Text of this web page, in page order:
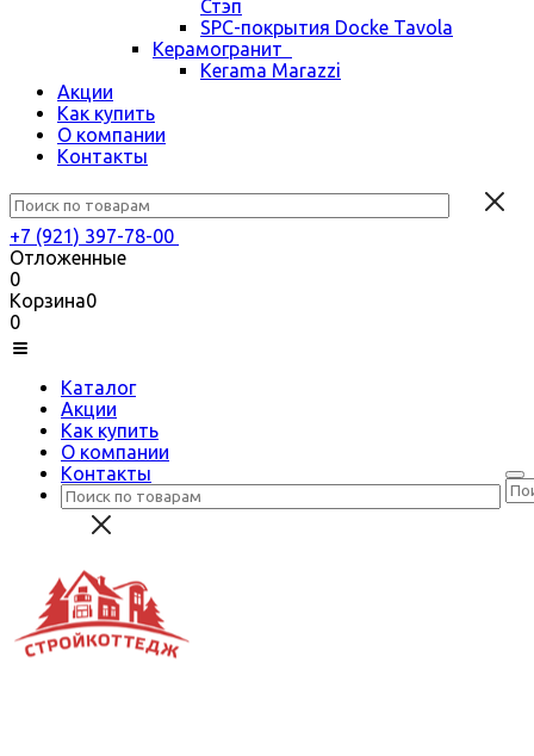
Стэп
SPC-покрытия Docke Tavola
Керамогранит
Kerama Marazzi
Акции
Как купить
О компании
Контакты
+7 (921) 397-78-00
Отложенные
0
Корзина0
0
Каталог
Акции
Как купить
О компании
Контакты